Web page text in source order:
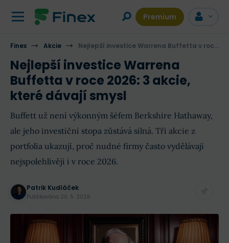
Premium
Finex Akcie Nejlepší investice Warrena Buffetta v roce 2026: 3 akcie, které dávají smysl
Nejlepší investice Warrena
Buffetta v roce 2026: 3 akcie,
které dávají smysl
Buffett už není výkonným šéfem Berkshire Hathaway,
ale jeho investiční stopa zůstává silná. Tři akcie z
portfolia ukazují, proč nudné firmy často vydělávají
nejspolehlivěji i v roce 2026.
Patrik Kudláček
Publikováno 20. 5. 2026